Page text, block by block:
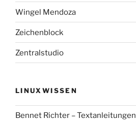
Wingel Mendoza
Zeichenblock
Zentralstudio
LINUXWISSEN
Bennet Richter – Textanleitungen